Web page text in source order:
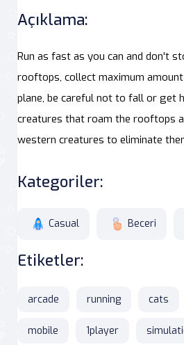
Açıklama:
Run as fast as you can and don't
rooftops, collect maximum
plane, be careful not to fall or get
creatures that roam the rooftops
western creatures to eliminate
Kategoriler:
Casual Beceri
Etiketler:
arcade running cats
mobile 1player